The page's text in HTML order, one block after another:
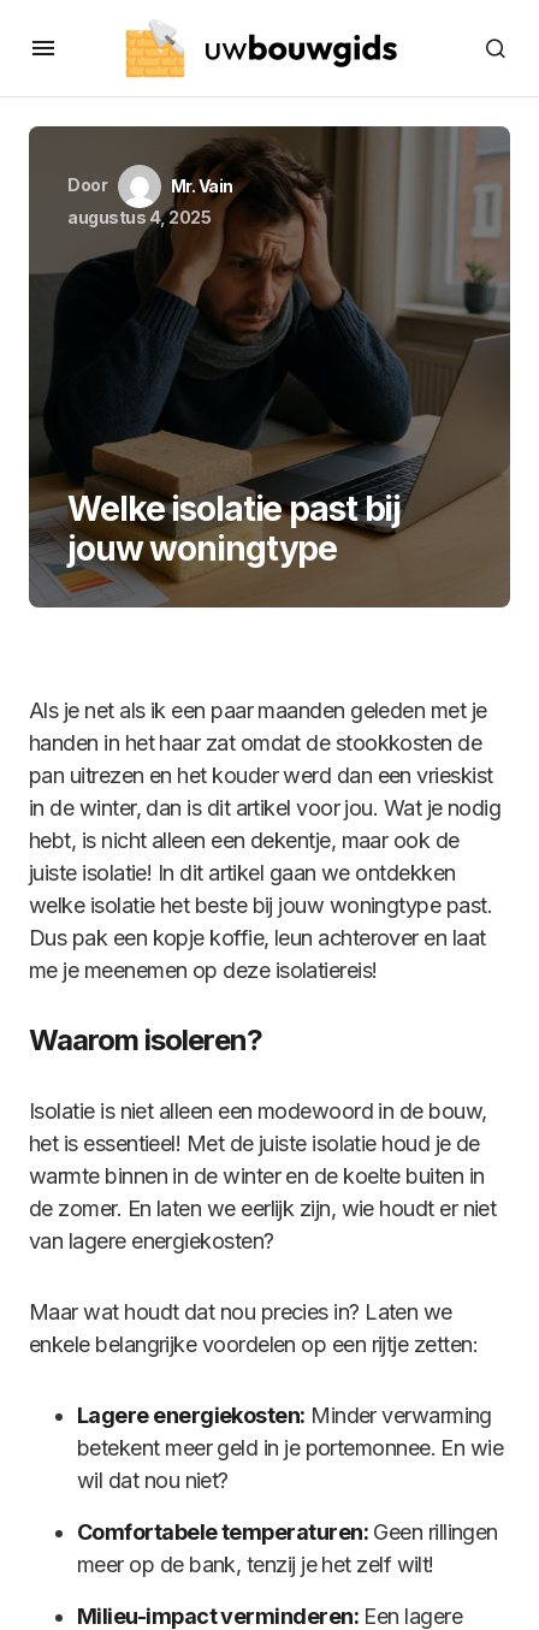
Door
Mr. Vain
augustus 4, 2025
Welke isolatie past bij
jouw woningtype
Als je net als ik een paar maanden geleden met je
handen in het haar zat omdat de stookkosten de
pan uitrezen en het kouder werd dan een vrieskist
in de winter, dan is dit artikel voor jou. Wat je nodig
hebt, is nicht alleen een dekentje, maar ook de
juiste isolatie! In dit artikel gaan we ontdekken
welke isolatie het beste bij jouw woningtype past.
Dus pak een kopje koffie, leun achterover en laat
me je meenemen op deze isolatiereis!
Waarom isoleren?
Isolatie is niet alleen een modewoord in de bouw,
het is essentieel! Met de juiste isolatie houd je de
warmte binnen in de winter en de koelte buiten in
de zomer. En laten we eerlijk zijn, wie houdt er niet
van lagere energiekosten?
Maar wat houdt dat nou precies in? Laten we
enkele belangrijke voordelen op een rijtje zetten:
Lagere energiekosten: Minder verwarming
betekent meer geld in je portemonnee. En wie
wil dat nou niet?
Comfortabele temperaturen:Geen rillingen
meer op de bank, tenzij je het zelf wilt!
Milieu-impact verminderen:Een lagere